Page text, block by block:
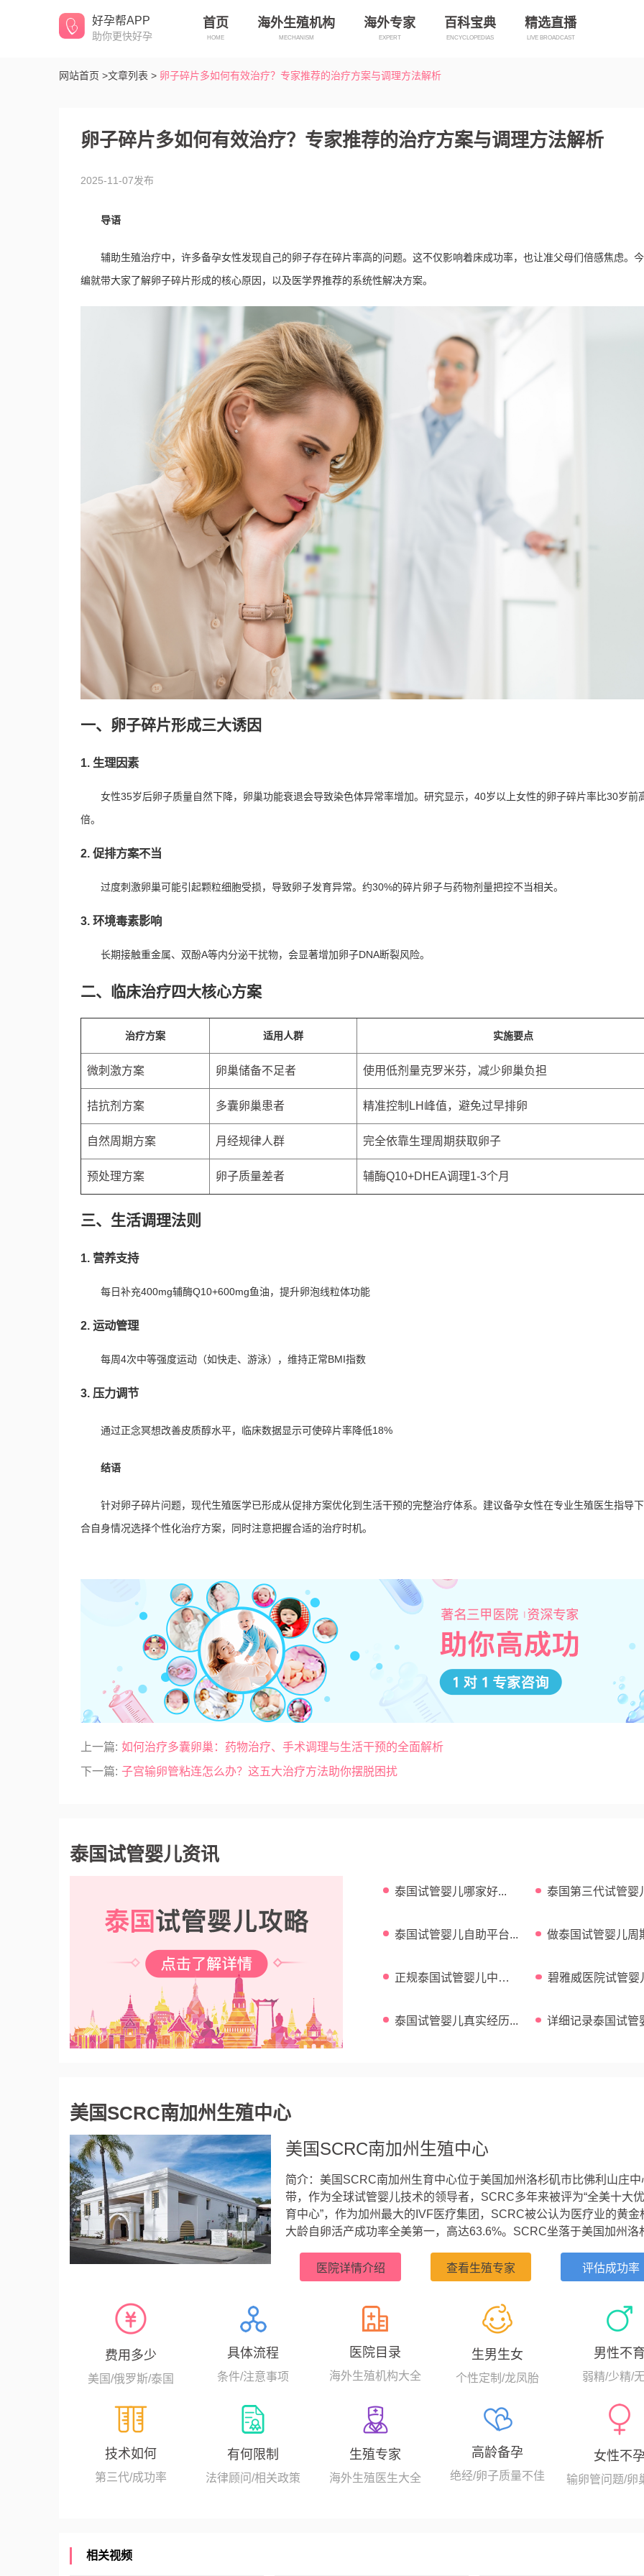
好孕帮APP
助你更快好孕
首页
HOME
海外生殖机构
MECHANISM
海外专家
EXPERT
百科宝典
ENCYCLOPEDIAS
精选直播
LIVE BROADCAST
网站首页 >文章列表 > 卵子碎片多如何有效治疗？专家推荐的治疗方案与调理方法解析
卵子碎片多如何有效治疗？专家推荐的治疗方案与调理方法解析
2025-11-07发布
导语
辅助生殖治疗中，许多备孕女性发现自己的卵子存在碎片率高的问题。这不仅影响着床成功率，也让准父母们倍感焦虑。
编就带大家了解卵子碎片形成的核心原因，以及医学界推荐的系统性解决方案。
一、卵子碎片形成三大诱因
1. 生理因素
女性35岁后卵子质量自然下降，卵巢功能衰退会导致染色体异常率增加。研究显示，40岁以上女性的卵子碎片率比30岁前
倍。
2. 促排方案不当
过度刺激卵巢可能引起颗粒细胞受损，导致卵子发育异常。约30%的碎片卵子与药物剂量把控不当相关。
3. 环境毒素影响
长期接触重金属、双酚A等内分泌干扰物，会显著增加卵子DNA断裂风险。
二、临床治疗四大核心方案
治疗方案 适用人群 实施要点
微刺激方案 卵巢储备不足者 使用低剂量克罗米芬，减少卵巢负担
拮抗剂方案 多囊卵巢患者 精准控制LH峰值，避免过早排卵
自然周期方案 月经规律人群 完全依靠生理周期获取卵子
预处理方案 卵子质量差者 辅酶Q10+DHEA调理1-3个月
三、生活调理法则
1. 营养支持
每日补充400mg辅酶Q10+600mg鱼油，提升卵泡线粒体功能
2. 运动管理
每周4次中等强度运动（如快走、游泳），维持正常BMI指数
3. 压力调节
通过正念冥想改善皮质醇水平，临床数据显示可使碎片率降低18%
结语
针对卵子碎片问题，现代生殖医学已形成从促排方案优化到生活干预的完整治疗体系。建议备孕女性在专业生殖医生指导
合自身情况选择个性化治疗方案，同时注意把握合适的治疗时机。
上一篇: 如何治疗多囊卵巢：药物治疗、手术调理与生活干预的全面解析
下一篇: 子宫输卵管粘连怎么办？这五大治疗方法助你摆脱困扰
泰国试管婴儿资讯
泰国试管婴儿哪家好...
泰国第三代试管婴
泰国试管婴儿自助平台...
做泰国试管婴儿周
正规泰国试管婴儿中介
碧雅威医院试管婴
泰国试管婴儿真实经历...
详细记录泰国试管
美国SCRC南加州生殖中心
美国SCRC南加州生殖中心
简介：美国SCRC南加州生育中心位于美国加州洛杉矶市比佛利山庄中
带，作为全球试管婴儿技术的领导者，SCRC多年来被评为“全美十大
育中心”，作为加州最大的IVF医疗集团，SCRC被公认为医疗业的黄金
大龄自卵活产成功率全美第一，高达63.6%。SCRC坐落于美国加州洛
世纪1993年，美国SCRC的生育专家就完成了美国西海岸第一例卵母
浆内单精子注射（ICSI）的试管案例，显著提高了卵子体外受精的成功
医院详情介绍 查看生殖专家 评估成功率
费用多少
美国/俄罗斯/泰国
具体流程
条件/注意事项
医院目录
海外生殖机构大全
生男生女
个性定制/龙凤胎
男性不
弱精/少精/
技术如何
第三代/成功率
有何限制
法律顾问/相关政策
生殖专家
海外生殖医生大全
高龄备孕
绝经/卵子质量不佳
女性不
输卵管问题/卵
相关视频